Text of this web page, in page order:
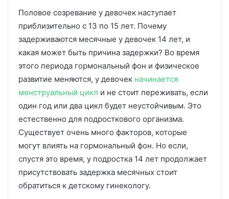
Половое созревание у девочек наступает
приблизительно с 13 по 15 лет. Почему
задерживаются месячные у девочек 14 лет, и
какая может быть причина задержки? Во время
этого периода гормональный фон и физическое
развитие меняются, у девочек начинается
менструальный цикл и не стоит переживать, если
один год или два цикл будет неустойчивым. Это
естественно для подросткового организма.
Существует очень много факторов, которые
могут влиять на гормональный фон. Но если,
спустя это время, у подростка 14 лет продолжает
присутствовать задержка месячных стоит
обратиться к детскому гинекологу.